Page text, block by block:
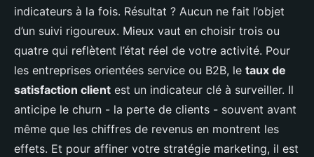
indicateurs à la fois. Résultat ? Aucun ne fait l’objet
d’un suivi rigoureux. Mieux vaut en choisir trois ou
quatre qui reflètent l’état réel de votre activité. Pour
les entreprises orientées service ou B2B, le taux de
satisfaction client est un indicateur clé à surveiller. Il
anticipe le churn - la perte de clients - souvent avant
même que les chiffres de revenus en montrent les
effets. Et pour affiner votre stratégie marketing, il est